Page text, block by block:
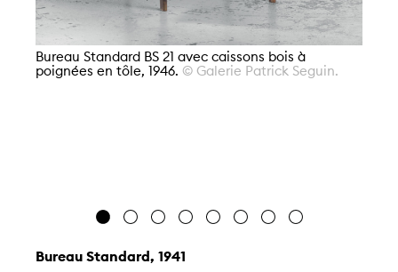
Bureau Standard BS 21 avec caissons bois à
poignées en tôle, 1946. © Galerie Patrick Seguin.
Bureau Standard, 1941